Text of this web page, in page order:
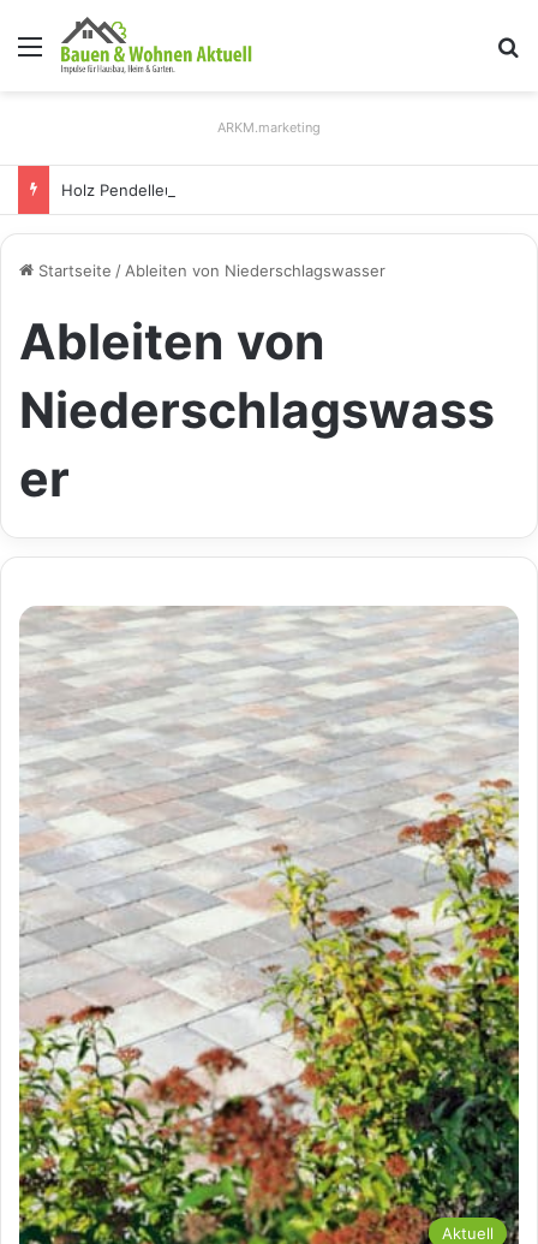
Menü
ARKM.marketing
Startseite / Ableiten von Niederschlagswasser
Ableiten von
Niederschlagswass
er
Aktuell